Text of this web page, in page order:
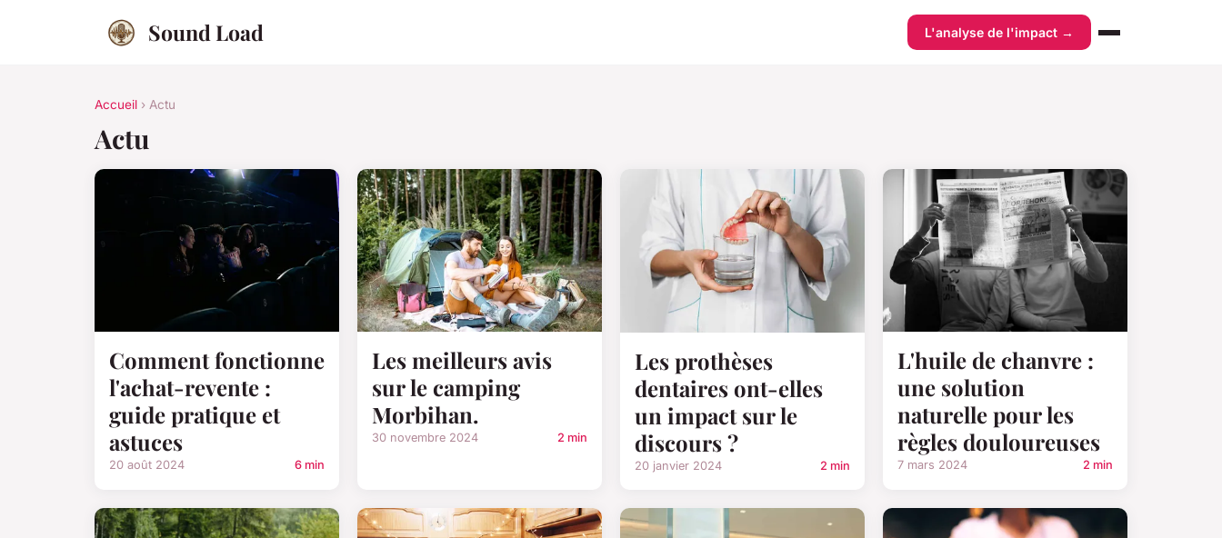
Sound Load L'analyse de l'impact →
Accueil › Actu
Actu
Comment fonctionne
l'achat-revente :
guide pratique et
astuces
20 août 2024 6 min
Les meilleurs avis
sur le camping
Morbihan.
30 novembre 2024 2 min
Les prothèses
dentaires ont-elles
un impact sur le
discours ?
20 janvier 2024 2 min
L'huile de chanvre :
une solution
naturelle pour les
règles douloureuses
7 mars 2024 2 min